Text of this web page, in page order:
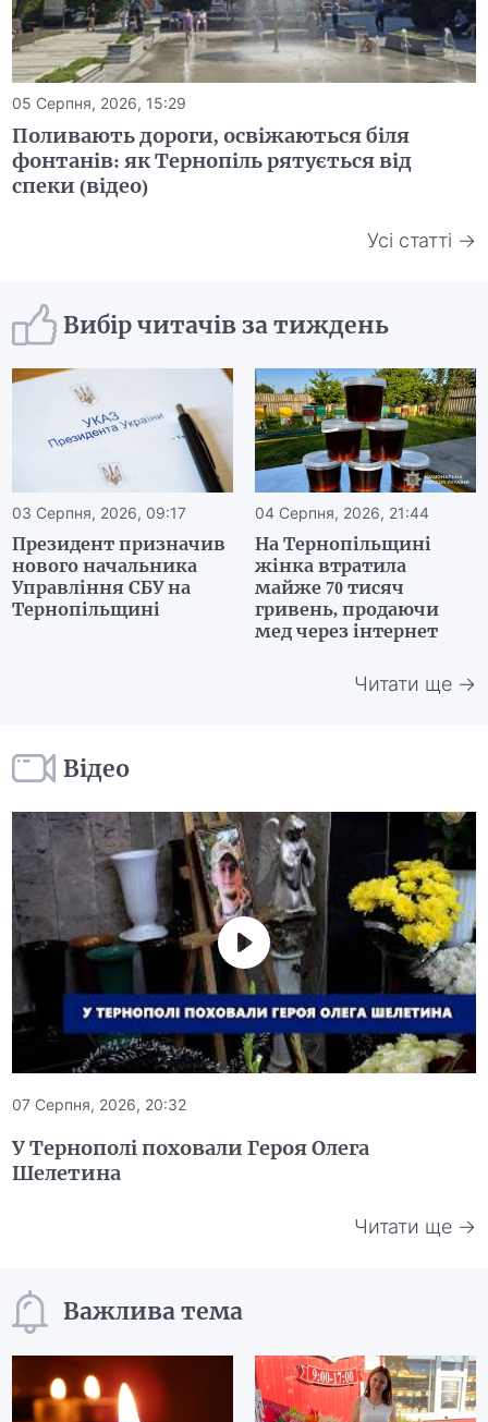
05 Серпня, 2026, 15:29
Поливають дороги, освіжаються біля
фонтанів: як Тернопіль рятується від
спеки (відео)
Усі статті →
Вибір читачів за тиждень
03 Серпня, 2026, 09:17
Президент призначив
нового начальника
Управління СБУ на
Тернопільщині
04 Серпня, 2026, 21:44
На Тернопільщині
жінка втратила
майже 70 тисяч
гривень, продаючи
мед через інтернет
Читати ще →
Відео
07 Серпня, 2026, 20:32
У Тернополі поховали Героя Олега
Шелетина
Читати ще →
Важлива тема